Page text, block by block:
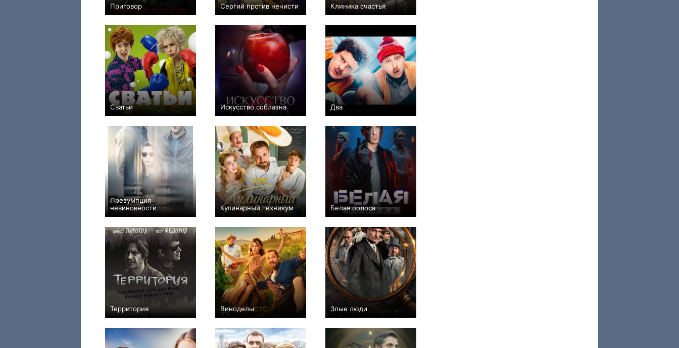
Приговор
+55 10 2375
Сергий против нечисти
+133 18 1820
Клиника счастья
+36 8 768
Сватьи
+19 26 301
Искусство соблазна
+23 20 1023
Два
+89 17 596
Презумпция
невиновности
+9 16 247
Кулинарный техникум
+9 17 515
Белая полоса
+6 16 589
Территория
+51 8 571
Виноделы
+9 8 895
Злые люди
+59 9 791